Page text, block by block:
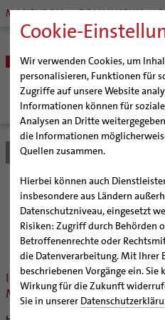
Cookie-
Wir verwenden Cookies, um
personalisieren, Funktionen für
Zugriffe auf unsere Website
Informationen können für
Analysen an Dritte
die Informationen
Quellen zusammen.
Hierbei können auch
insbesondere aus Ländern
Datenschutzniveau, eingesetzt
Risiken: Zugriff durch Behörden
Betroffenenrechte oder
die Datenverarbeitung. Mit Ihrer
beschriebenen Vorgänge ein.
Wirkung für die Zukunft
Sie in unserer
MARIENDOM DOMMUSEUM
BISTUM
Bischöfe
Weihbischof Dr. Martin
Bischof em. Norbert Trelle
Weihbischof em. Bongartz
Weihbischof em. Schwerdtfeger
Weihbischof em. Koitz
Bischof em. Dr. Wüstenberg
Generalvikariat
Gremien
Diözesangericht
Gemeindegremien
Pfarrgemeinden
Hildesheimer Dom
Virtueller Rundgang durch den
Tausendjähriger Rosenstock
Die Hildesheimer Dommusik
Wallfahrten | Pilgern
Termine Wallfahrten und Pilgern
Jakobswege im Bistum
Veranstaltungen
Strategieprozess
Jugend
Bistum Hildesheim
der Bischöflichen
In gemeinsamer Sorge um
Menschen